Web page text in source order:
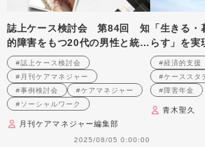
誌上ケース検討会 第84回 知
的障害をもつ20代の男性と統合
失調症の母、70代の父の生活支
援を考える （2007年5月号掲
載）
#誌上ケース検討会
#月刊ケアマネジャー
#事例検討会
#ケアマネジャー
#ソーシャルワーク
月刊ケアマネジャー編集部
2025/08/05 0:00:00
「生きる
らす」を実
支援 第2
と活用の実
#経済的支援
#ケーススタ
#障害年金
青木聖久